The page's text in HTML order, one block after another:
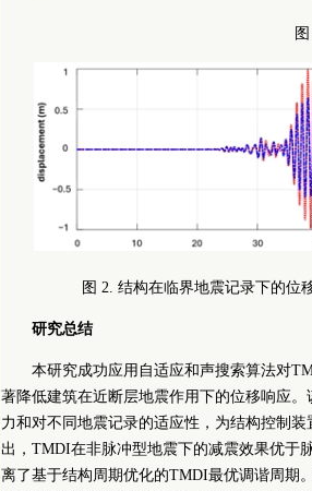
图 2. 结构在临界地震记录下的位
研究总结
本研究成功应用自适应和声搜索算法对
著降低建筑在近断层地震作用下的位移响应
力和对不同地震记录的适应性，为结构控制
出，TMDI在非脉冲型地震下的减震效果优于
离了基于结构周期优化的TMDI最优调谐周期